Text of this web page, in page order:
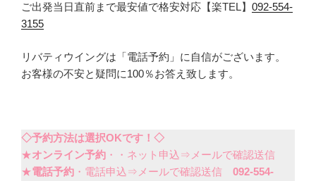
ご出発当日直前まで最安値で格安対応【楽TEL】 092-554-
3155
リバティウイングは「電話予約」に自信がございます。
お客様の不安と疑問に100％お答え致します。
◇予約方法は選択OKです！◇
★オンライン予約 ・・ネット申込⇒メールで確認送信
★電話予約 ・電話申込⇒メールで確認送信 092-554-